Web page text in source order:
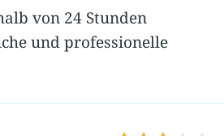
von 24 Stunden
und professionelle